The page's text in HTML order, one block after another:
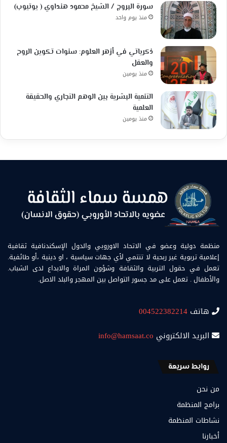
سورة البروج / الشيخ محمود هنداوي ( يوتيوب)
منذ يوم واحد
ذكرياتي في أزهر العلوم: سنوات تكوين الروح
والعقل
منذ يومين
التنمية البشرية بين الوهم التجاري والحقيقة
العلمية
منذ يومين
منظمة دولية وعضو في الاتحاد الاوروبي والدول الإسكندنافية ثقافية
إعلامية تربوية غير ربحية لا تنتمي لأي جهات سياسية ، او دينية ،أو طائفية.
تعمل في حقول التربية والثقافة وشؤون المراة والابداع لدى الشباب.
والأطفال . تعمل على مد جسور التواصل بين المهجر والبلد الاصل.
هاتف 004522382214
البريد الالكتروني info@hamsaat.co
روابط سريعة
من نحن
برامج المنظمة
نشاطات المنظمة
أخبارنا